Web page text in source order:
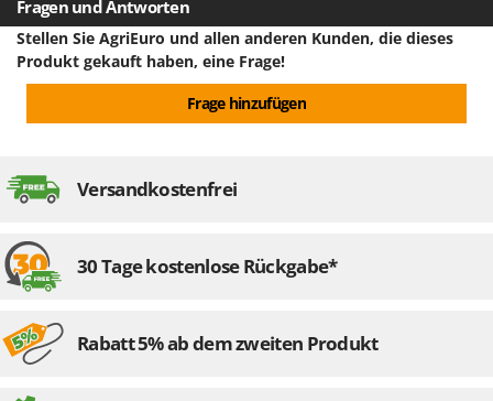
Fragen und Antworten
Stellen Sie AgriEuro und allen anderen Kunden, die dieses
Produkt gekauft haben, eine Frage!
Frage hinzufügen
Versandkostenfrei
30 Tage kostenlose Rückgabe*
Rabatt 5% ab dem zweiten Produkt